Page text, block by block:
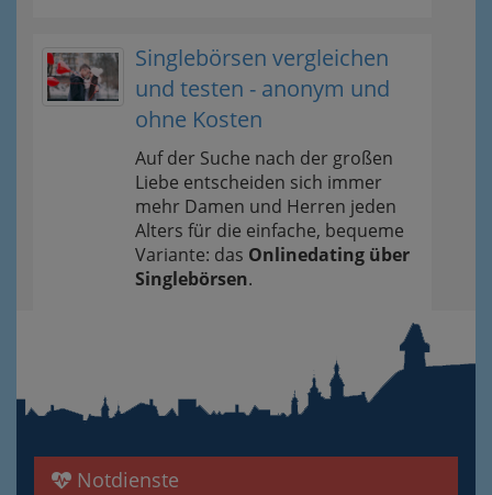
Singlebörsen vergleichen
und testen - anonym und
ohne Kosten
Auf der Suche nach der großen
Liebe entscheiden sich immer
mehr Damen und Herren jeden
Alters für die einfache, bequeme
Variante: das Onlinedating über
Singlebörsen.
Notdienste